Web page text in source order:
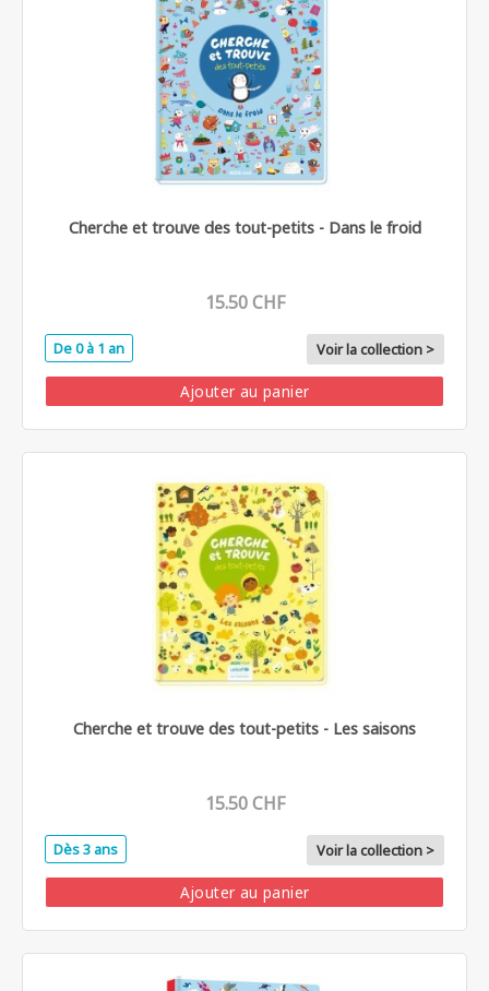
Cherche et trouve des tout-petits - Dans le froid
15.50 CHF
De 0 à 1 an Voir la collection >
Ajouter au panier
Cherche et trouve des tout-petits - Les saisons
15.50 CHF
Dès 3 ans Voir la collection >
Ajouter au panier